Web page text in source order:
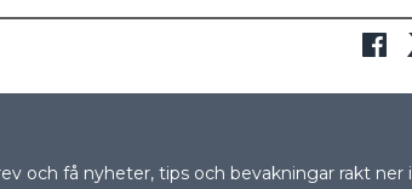
och få nyheter, tips och bevakningar rakt ner i